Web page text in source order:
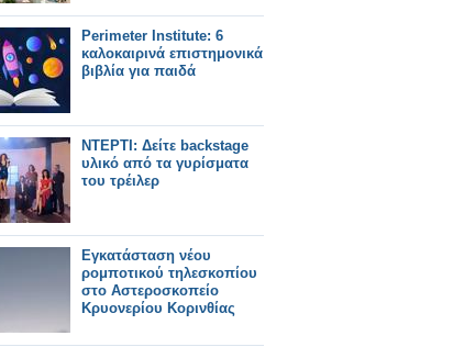
Perimeter Institute: 6
καλοκαιρινά επιστημονικά
βιβλία για παιδά
ΝΤΕΡΤΙ: Δείτε backstage
υλικό από τα γυρίσματα
του τρέιλερ
Εγκατάσταση νέου
ρομποτικού τηλεσκοπίου
στο Αστεροσκοπείο
Κρυονερίου Κορινθίας